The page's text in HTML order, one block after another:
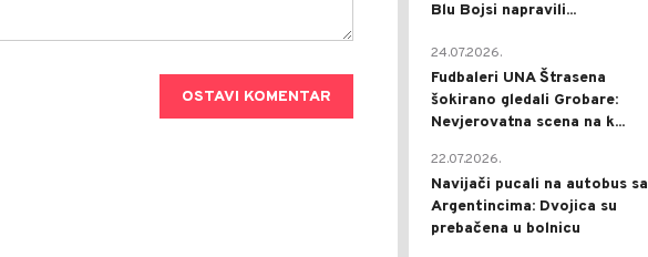
OSTAVI KOMENTAR
Blu Bojsi napravili...
24.07.2026.
Fudbaleri UNA Štrasena
šokirano gledali Grobare:
Nevjerovatna scena na k...
22.07.2026.
Navijači pucali na autobus sa
Argentincima: Dvojica su
prebačena u bolnicu